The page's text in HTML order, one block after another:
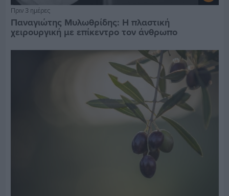
Πριν 3 ημέρες
Παναγιώτης Μυλωθρίδης: Η πλαστική
χειρουργική με επίκεντρο τον άνθρωπο